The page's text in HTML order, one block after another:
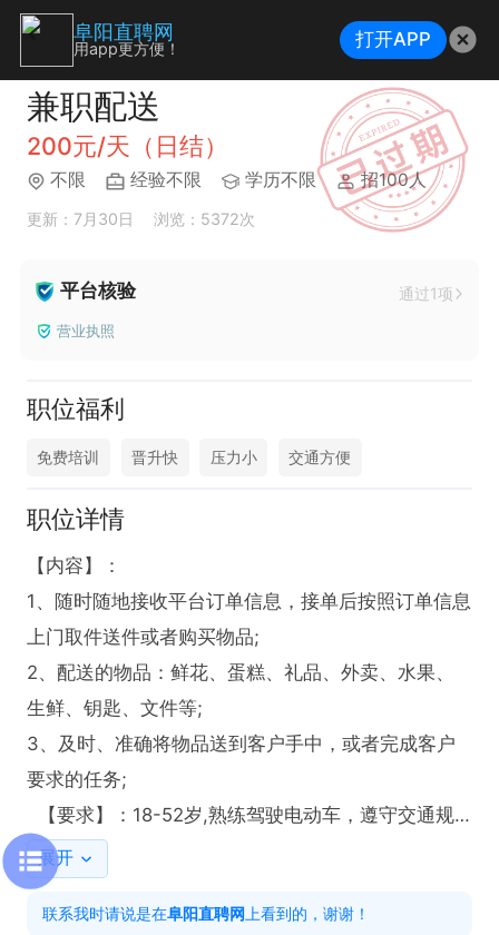
兼职配送
200元/天（日结）
不限 经验不限 学历不限 招100人
更新：7月30日 浏览：5372次
平台核验 通过1项
营业执照
职位福利
免费培训 晋升快 压力小 交通方便
职位详情
【内容】：
1、随时随地接收平台订单信息，接单后按照订单信息
上门取件送件或者购买物品;
2、配送的物品：鲜花、蛋糕、礼品、外卖、水果、
生鲜、钥匙、文件等;
3、及时、准确将物品送到客户手中，或者完成客户
要求的任务;
  【要求】：18-52岁,熟练驾驶电动车，遵守交通规
则；会操控智能手机
  【其他】：
1，自己做老板自己赚钱，多劳多得
展开
联系我时请说是在阜阳直聘网 上看到的，谢谢！
阜阳直聘网
用app更方便！ 打开APP